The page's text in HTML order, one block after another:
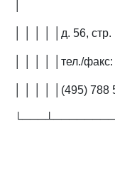
│ │ │ │ │д. 56,
│ │ │ │ │тел./
│ │ │ │ │(495) 788